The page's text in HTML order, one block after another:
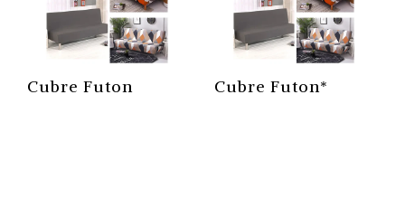
Cubre Futon Cubre Futon*